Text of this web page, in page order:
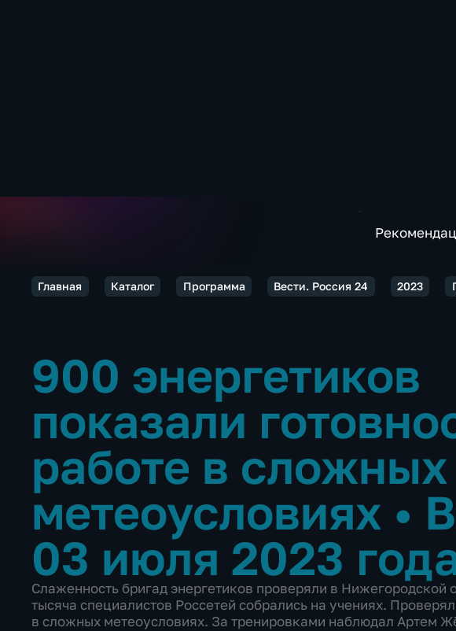
Главная Каталог Программа Вести. Россия 24 2023
900 энергетиков
показали
работе в сложных
метеоусловиях •
03 июля 2023
Слаженность бригад энергетиков проверяли в Нижегородской
тысяча специалистов Россетей собрались на учениях.
в сложных метеоусловиях. За тренировками наблюдал Артем